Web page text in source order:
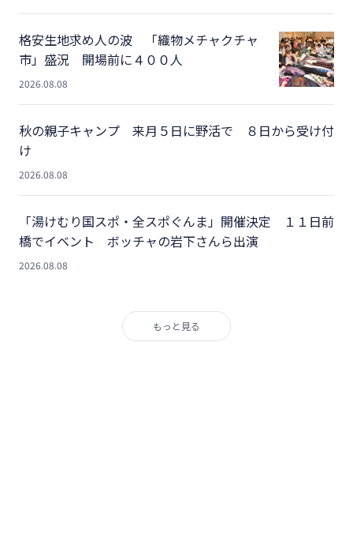
格安生地求め人の波 「織物メチャクチャ
市」盛況 開場前に４００人
2026.08.08
秋の親子キャンプ 来月５日に野活で ８日から受け付
け
2026.08.08
「湯けむり国スポ・全スポぐんま」開催決定 １１日前
橋でイベント ボッチャの岩下さんら出演
2026.08.08
もっと見る